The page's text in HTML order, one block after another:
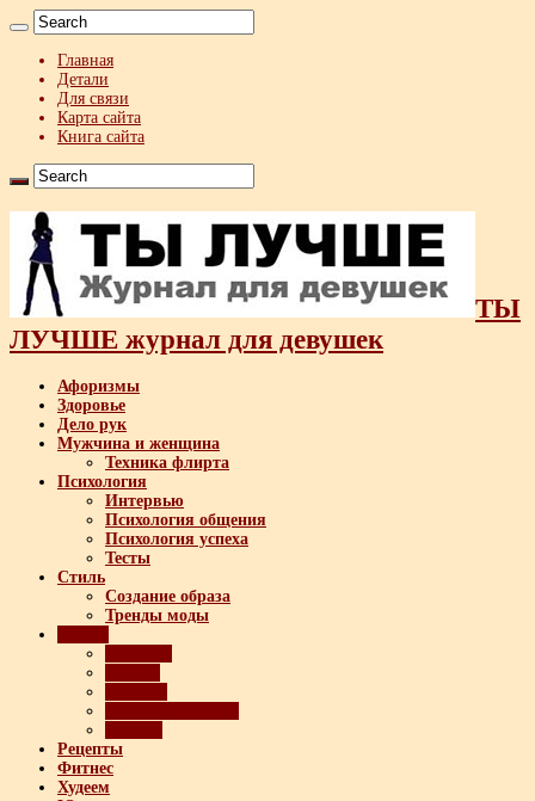
Главная
Детали
Для связи
Карта сайта
Книга сайта
ТЫ
ЛУЧШЕ журнал для девушек
Афоризмы
Здоровье
Дело рук
Мужчина и женщина
Техника флирта
Психология
Интервью
Психология общения
Психология успеха
Тесты
Стиль
Создание образа
Тренды моды
Рецепты
Фитнес
Худеем